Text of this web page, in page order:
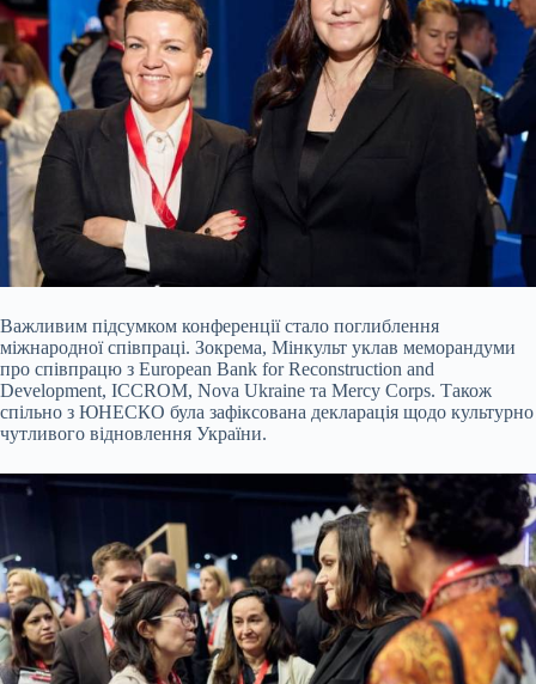
Важливим підсумком конференції стало поглиблення
міжнародної співпраці. Зокрема, Мінкульт уклав меморандуми
про співпрацю з European Bank for Reconstruction and
Development, ICCROM, Nova Ukraine та Mercy Corps. Також
спільно з ЮНЕСКО була зафіксована декларація щодо культурно
чутливого відновлення України.